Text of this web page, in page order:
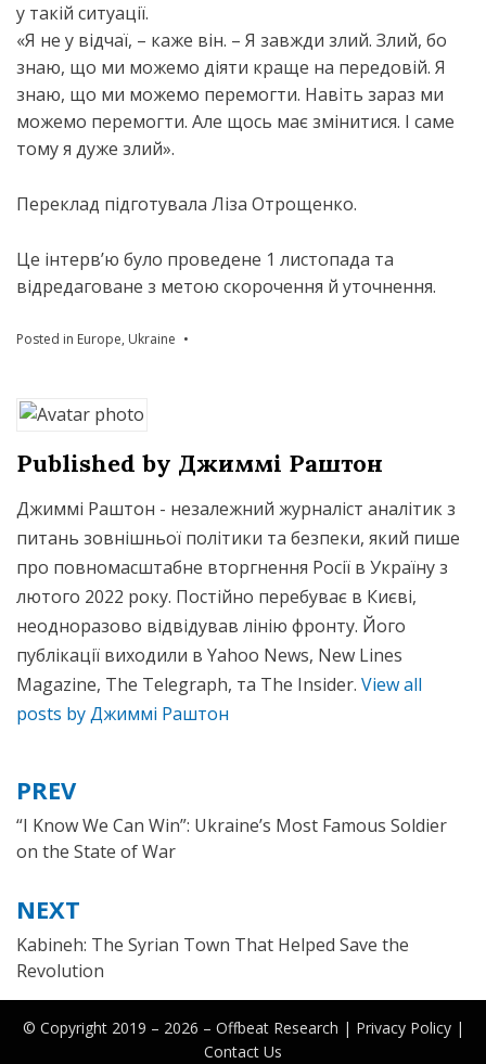
у такій ситуації.
«Я не у відчаї, – каже він. – Я завжди злий. Злий, бо
знаю, що ми можемо діяти краще на передовій. Я
знаю, що ми можемо перемогти. Навіть зараз ми
можемо перемогти. Але щось має змінитися. І саме
тому я дуже злий».
Переклад підготувала Ліза Отрощенко.
Це інтерв’ю було проведене 1 листопада та
відредаговане з метою скорочення й уточнення.
Posted in Europe, Ukraine
Published by Джиммі Раштон
Джиммі Раштон - незалежний журналіст аналітик з
питань зовнішньої політики та безпеки, який пише
про повномасштабне вторгнення Росії в Україну з
лютого 2022 року. Постійно перебуває в Києві,
неодноразово відвідував лінію фронту. Його
публікації виходили в Yahoo News, New Lines
Magazine, The Telegraph, та The Insider. View all
posts by Джиммі Раштон
Post
navigation
PREV
“I Know We Can Win”: Ukraine’s Most Famous Soldier
on the State of War
NEXT
Kabineh: The Syrian Town That Helped Save the
Revolution
© Copyright 2019 – 2026 – Offbeat Research | Privacy Policy |
Contact Us